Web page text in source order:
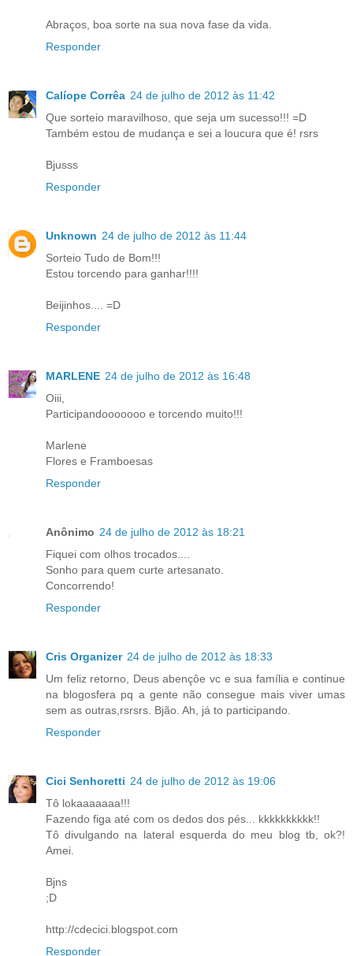
Abraços, boa sorte na sua nova fase da vida.
Responder
Calíope Corrêa 24 de julho de 2012 às 11:42
Que sorteio maravilhoso, que seja um sucesso!!! =D
Também estou de mudança e sei a loucura que é! rsrs
Bjusss
Responder
Unknown 24 de julho de 2012 às 11:44
Sorteio Tudo de Bom!!!
Estou torcendo para ganhar!!!!
Beijinhos.... =D
Responder
MARLENE 24 de julho de 2012 às 16:48
Oiii,
Participandooooooo e torcendo muito!!!
Marlene
Flores e Framboesas
Responder
Anônimo 24 de julho de 2012 às 18:21
Fiquei com olhos trocados....
Sonho para quem curte artesanato.
Concorrendo!
Responder
Cris Organizer 24 de julho de 2012 às 18:33
Um feliz retorno, Deus abençôe vc e sua família e continue
na blogosfera pq a gente não consegue mais viver umas
sem as outras,rsrsrs. Bjão. Ah, já to participando.
Responder
Cici Senhoretti 24 de julho de 2012 às 19:06
Tô lokaaaaaaa!!!
Fazendo figa até com os dedos dos pés... kkkkkkkkkk!!
Tô divulgando na lateral esquerda do meu blog tb, ok?!
Amei.
Bjns
;D
http://cdecici.blogspot.com
Responder